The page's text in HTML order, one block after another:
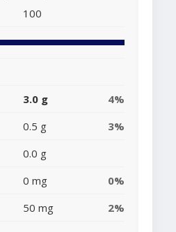
100
3.0 g
4%
0.5 g
3%
0.0 g
0 mg
0%
50 mg
2%